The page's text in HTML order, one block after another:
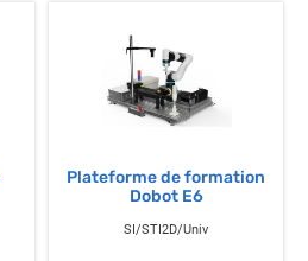
Plateforme de formation
Dobot E6
SI/STI2D/Univ